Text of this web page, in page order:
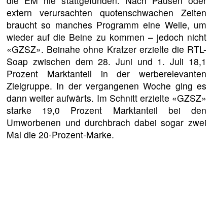
extern verursachten quotenschwachen Zeiten
braucht so manches Programm eine Weile, um
wieder auf die Beine zu kommen – jedoch nicht
«GZSZ». Beinahe ohne Kratzer erzielte die RTL-
Soap zwischen dem 28. Juni und 1. Juli 18,1
Prozent Marktanteil in der werberelevanten
Zielgruppe. In der vergangenen Woche ging es
dann weiter aufwärts. Im Schnitt erzielte «GZSZ»
starke 19,0 Prozent Marktanteil bei den
Umworbenen und durchbrach dabei sogar zwei
Mal die 20-Prozent-Marke.